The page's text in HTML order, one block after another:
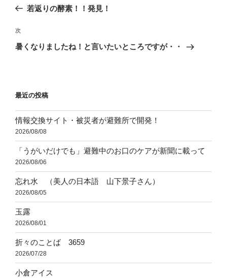
ビ
ゲ
ン
の
稿
若返りの酵素！！発見！
次
の
次
暑くなりましたね！と言いたいところですが・・
最近の投稿
情報交換サイト・被災者が避難所で開発！
2026/08/08
「うがいだけでも」避難中のお口のケアが新聞に載って
2026/08/06
忘れ水 （美人の日本語 山下景子さん）
2026/08/05
玉露
2026/08/01
折々のことば 3659
2026/07/28
小倉アイス